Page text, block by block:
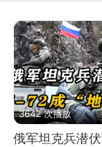
3642 次播放
俄军坦克兵潜